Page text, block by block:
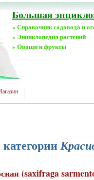
Большая
» Справочник садовода и
» Энциклопедия растений
» Овощи и фрукты
(saxifraga